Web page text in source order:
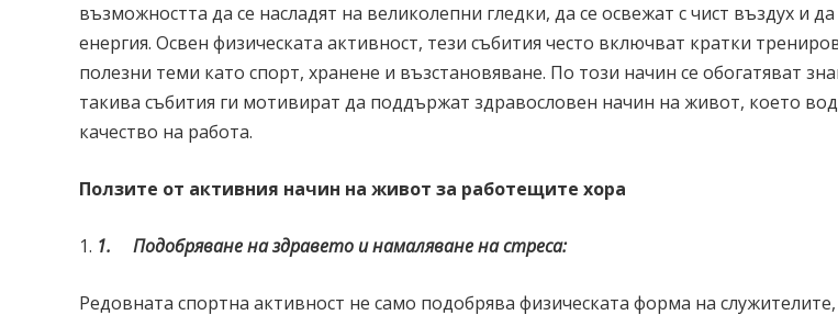
възможността да се насладят на великолепни гледки, да се освежат с чист въздух и
енергия. Освен физическата активност, тези събития често включват кратки
полезни теми като спорт, хранене и възстановяване. По този начин се обогатяват
такива събития ги мотивират да поддържат здравословен начин на живот, което
качество на работа.
Ползите от активния начин на живот за работещите хора
1. Подобряване на здравето и намаляване на стреса:
Редовната спортна активност не само подобрява физическата форма на